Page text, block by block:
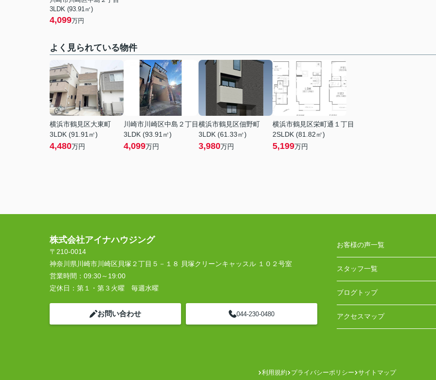
3LDK (93.91㎡)
4,099万円
よく見られている物件
横浜市鶴見区大東町
3LDK (91.91㎡)
4,480万円
川崎市川崎区中島２丁目
3LDK (93.91㎡)
4,099万円
横浜市鶴見区佃野町
3LDK (61.33㎡)
3,980万円
横浜市鶴見区栄町通１丁目
2SLDK (81.82㎡)
5,199万円
株式会社アイナハウジング
〒210-0014
神奈川県川崎市川崎区貝塚２丁目５－１８ 貝塚クリーンキャッスル １０２号室
営業時間： 09:30～19:00
定休日： 第１・第３火曜 毎週水曜
お問い合わせ 044-230-0480
お客様の声一覧
スタッフ一覧
ブログトップ
アクセスマップ
利用規約 プライバシーポリシー サイトマップ